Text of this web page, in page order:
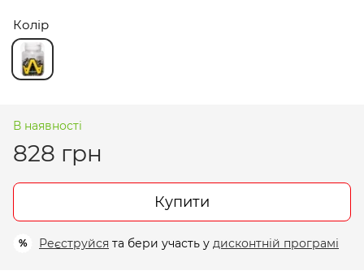
Колір
В наявності
828 грн
Купити
% Реєструйся та бери участь у дисконтній програмі